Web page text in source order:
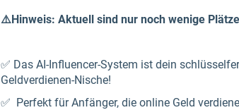
⚠️Hinweis: Aktuell sind nur noch wenige
✅ Das AI-Influencer-System ist dein
Geldverdienen-Nische!
✅ Perfekt für Anfänger, die online Geld